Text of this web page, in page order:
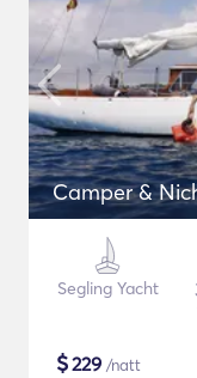
Camper &
Segling Yacht
$229 /natt